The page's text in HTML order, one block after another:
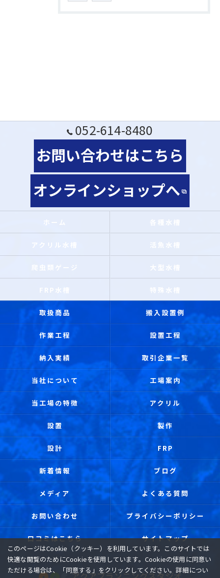
052-614-8480
お問い合わせはこちら
オンラインショップへ
ホーム 各種水槽
アクリル水槽 活魚水槽
爬虫類ゲージ 大型水槽
FRP水槽 特殊水槽
取扱商品 搬入設置例
作業工程 設置工程
納入実績 取引企業一覧
当社について 工場案内
当工場の特徴 アクリル
設置 製作
設計 FRP
新着情報 ブログ
メディア よくある質問
お問い合わせ プライバシーポリシー
口コミはこちら サイトマップ
このページはCookie（クッキー）を利用しています。このサイトでは
快適な閲覧のためにCookieを使用しています。Cookieの使用に同意い
ただける場合は、「同意する」をクリックしてください。詳細につい